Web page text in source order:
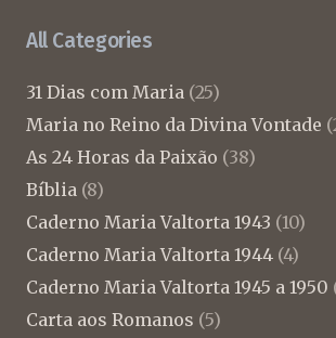
All Categories
31 Dias com Maria (25)
Maria no Reino da Divina Vontade
As 24 Horas da Paixão (38)
Bíblia (8)
Caderno Maria Valtorta 1943 (10)
Caderno Maria Valtorta 1944 (4)
Caderno Maria Valtorta 1945 a 1950
Carta aos Romanos (5)